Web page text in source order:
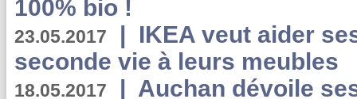
100% bio !
23.05.2017 | IKEA veut aider
seconde vie à leurs meubles
18.05.2017 | Auchan dévoile